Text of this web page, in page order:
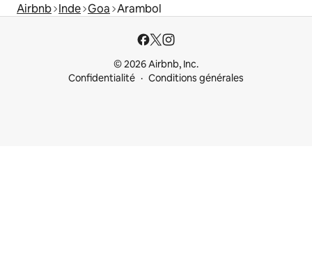
Airbnb Inde Goa Arambol
© 2026 Airbnb, Inc.
Confidentialité
Conditions générales